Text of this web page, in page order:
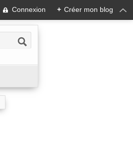
Connexion + Créer mon blog